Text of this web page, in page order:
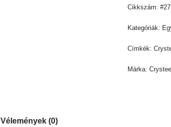
Cikkszám:
Kategóriák:
Címkék:
Márka:Crysteel
Vélemények (0)